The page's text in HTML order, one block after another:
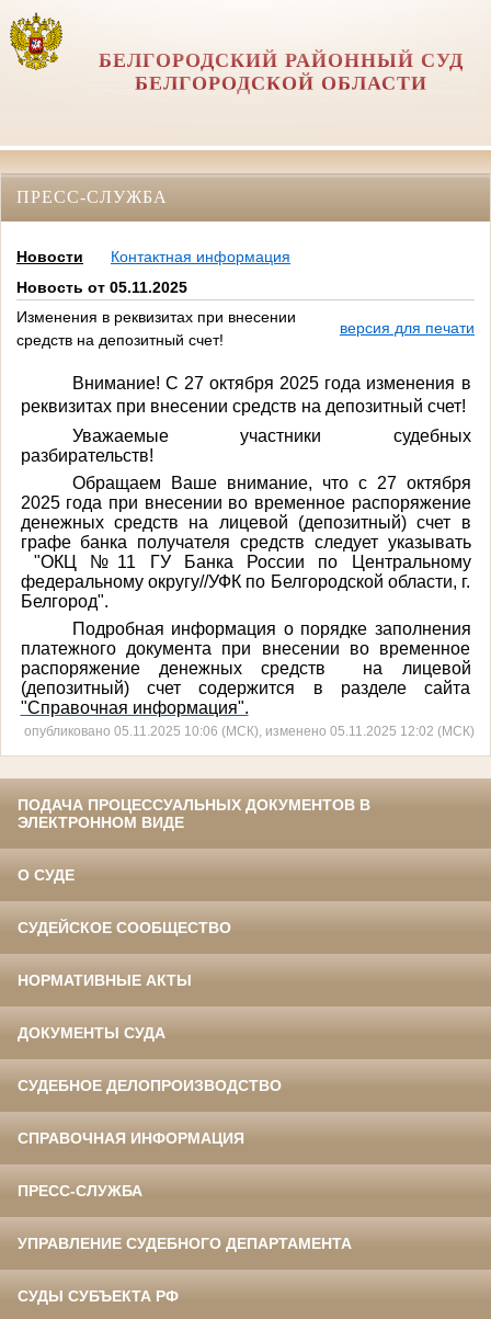
БЕЛГОРОДСКИЙ РАЙОННЫЙ СУД
БЕЛГОРОДСКОЙ ОБЛАСТИ
ПРЕСС-СЛУЖБА
Новости
Контактная информация
Новость от 05.11.2025
Изменения в реквизитах при внесении
средств на депозитный счет!
версия для печати
Внимание! С 27 октября 2025 года изменения в
реквизитах при внесении средств на депозитный счет!
Уважаемые участники судебных
разбирательств!
Обращаем Ваше внимание, что с 27 октября
2025 года при внесении во временное распоряжение
денежных средств на лицевой (депозитный) счет в
графе банка получателя средств следует указывать
"ОКЦ №11 ГУ Банка России по Центральному
федеральному округу//УФК по Белгородской области, г.
Белгород".
Подробная информация о порядке заполнения
платежного документа при внесении во временное
распоряжение денежных средств на лицевой
(депозитный) счет содержится в разделе сайта
"Справочная информация".
опубликовано 05.11.2025 10:06 (МСК), изменено 05.11.2025 12:02 (МСК)
ПОДАЧА ПРОЦЕССУАЛЬНЫХ ДОКУМЕНТОВ В
ЭЛЕКТРОННОМ ВИДЕ
О СУДЕ
СУДЕЙСКОЕ СООБЩЕСТВО
НОРМАТИВНЫЕ АКТЫ
ДОКУМЕНТЫ СУДА
СУДЕБНОЕ ДЕЛОПРОИЗВОДСТВО
СПРАВОЧНАЯ ИНФОРМАЦИЯ
ПРЕСС-СЛУЖБА
УПРАВЛЕНИЕ СУДЕБНОГО ДЕПАРТАМЕНТА
СУДЫ СУБЪЕКТА РФ